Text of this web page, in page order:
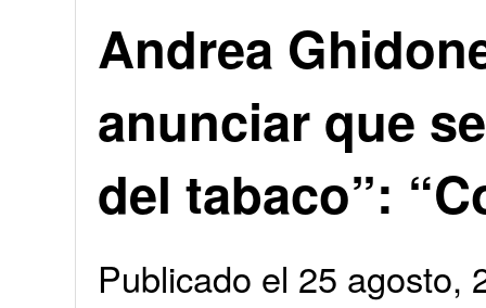
Andrea
anunciar que
del tabaco”:
Publicado el 25 agosto,